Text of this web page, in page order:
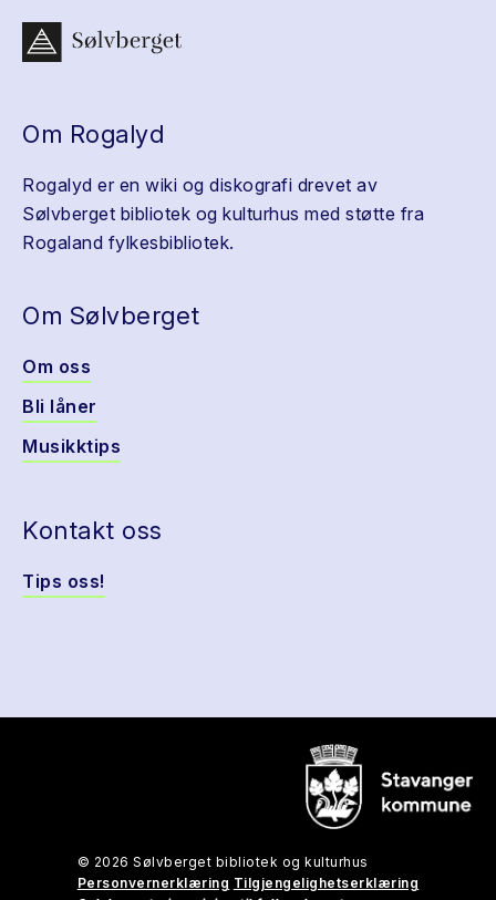
Om Rogalyd
Rogalyd er en wiki og diskografi drevet av
Sølvberget bibliotek og kulturhus med støtte fra
Rogaland fylkesbibliotek.
Om Sølvberget
Om oss
Bli låner
Musikktips
Kontakt oss
Tips oss!
© 2026 Sølvberget bibliotek og kulturhus
Personvernerklæring Tilgjengelighetserklæring